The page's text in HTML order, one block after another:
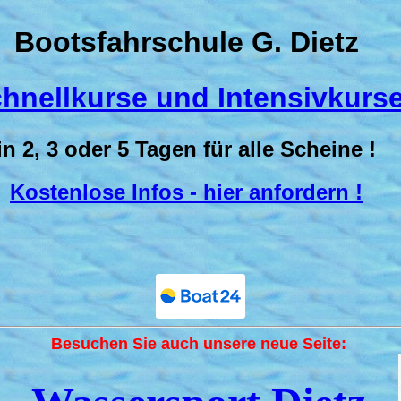
Bootsfahrschule G. Dietz
und
2, 3 oder 5 Tagen für alle Scheine !
Kostenlose Infos - hier anfordern !
Besuchen Sie auch unsere neue Seite: